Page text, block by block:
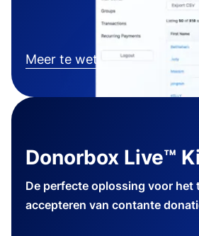
Meer te weten komen
Donorbox Live™
De perfecte oplossing voor het
accepteren van contante